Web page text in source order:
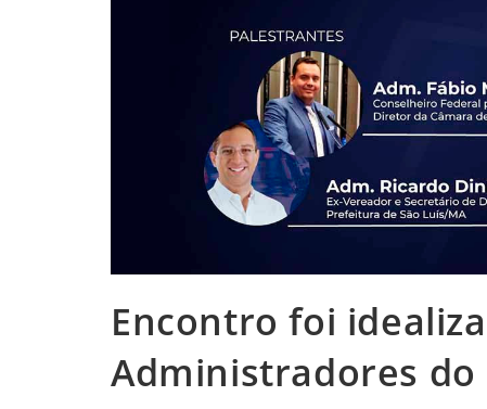
Encontro foi
Administradores